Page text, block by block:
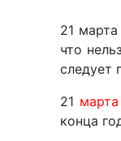
21
что
следует
21 марта
конца